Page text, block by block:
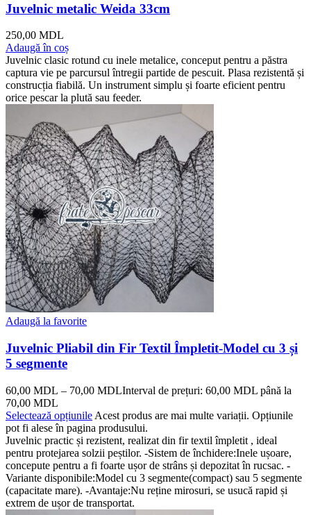
Juvelnic metalic Weida 33cm
250,00 MDL
Adaugă în coș
Juvelnic clasic rotund cu inele metalice, conceput pentru a păstra
captura vie pe parcursul întregii partide de pescuit. Plasa rezistentă și
construcția fiabilă. Un instrument simplu și foarte eficient pentru
orice pescar la plută sau feeder.
Adaugă la favorite
Juvelnic Pliabil din Fir Textil Împletit-Model cu 3 și
5 segmente
60,00 MDL – 70,00 MDLInterval de prețuri: 60,00 MDL până la
70,00 MDL
Selectează opțiunile Acest produs are mai multe variații. Opțiunile
pot fi alese în pagina produsului.
Juvelnic practic și rezistent, realizat din fir textil împletit , ideal
pentru protejarea solzii peștilor. -Sistem de închidere:Inele ușoare,
concepute pentru a fi foarte ușor de strâns și depozitat în rucsac. -
Variante disponibile:Model cu 3 segmente(compact) sau 5 segmente
(capacitate mare). -Avantaje:Nu reține mirosuri, se usucă rapid și
extrem de ușor de transportat.